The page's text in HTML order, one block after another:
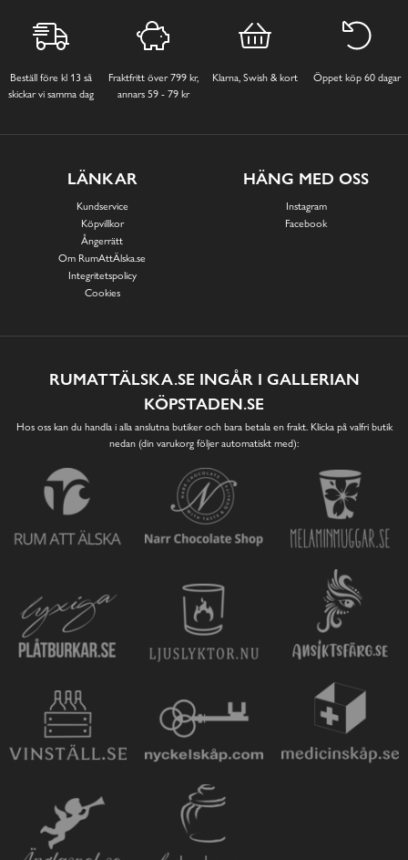
Beställ före kl 13 så
skickar vi samma dag
Fraktfritt över 799 kr,
annars 59 - 79 kr
Klarna, Swish & kort Öppet köp 60 dagar
LÄNKAR
Kundservice
Köpvillkor
Ångerrätt
Om RumAttÄlska.se
Integritetspolicy
Cookies
HÄNG MED OSS
Instagram
Facebook
RUMATTÄLSKA.SE INGÅR I GALLERIAN
KÖPSTADEN.SE
Hos oss kan du handla i alla anslutna butiker och bara betala en frakt. Klicka på valfri butik
nedan (din varukorg följer automatiskt med):